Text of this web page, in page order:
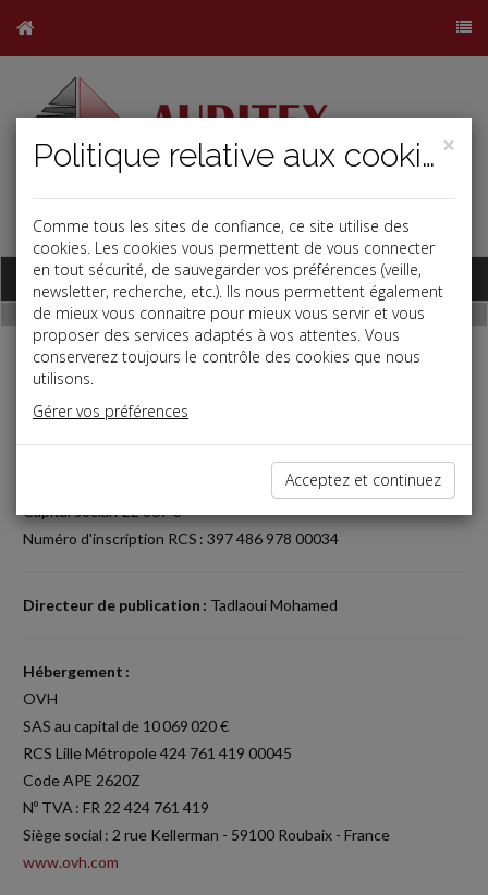
j
Base documentaire
Mentions légales
Capital social : 22 867 €
Numéro d'inscription RCS : 397 486 978 00034
Directeur de publication : Tadlaoui Mohamed
Hébergement :
OVH
SAS au capital de 10 069 020 €
RCS Lille Métropole 424 761 419 00045
Code APE 2620Z
Nº TVA : FR 22 424 761 419
Siège social : 2 rue Kellerman - 59100 Roubaix - France
www.ovh.com
×
Politique relative aux cookies
Comme tous les sites de confiance, ce site utilise des
cookies. Les cookies vous permettent de vous connecter
en tout sécurité, de sauvegarder vos préférences (veille,
newsletter, recherche, etc.). Ils nous permettent également
de mieux vous connaitre pour mieux vous servir et vous
proposer des services adaptés à vos attentes. Vous
conserverez toujours le contrôle des cookies que nous
utilisons.
Gérer vos préférences
Acceptez et continuez